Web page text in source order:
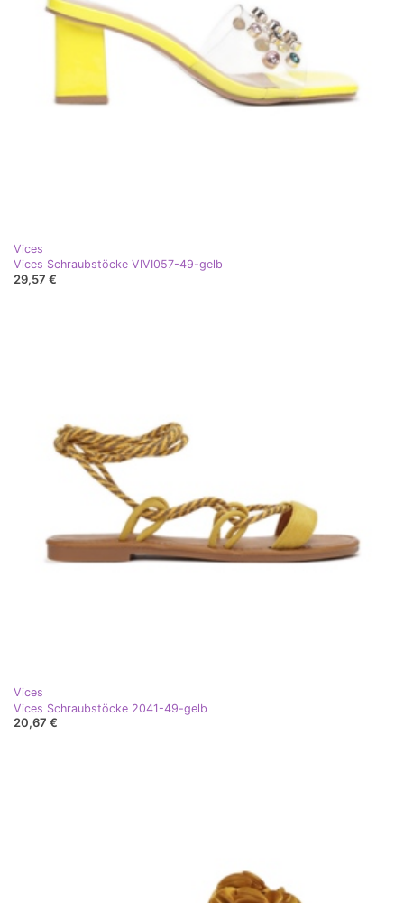
Vices
Vices Schraubstöcke VIVI057-49-gelb
29,57 €
Vices
Vices Schraubstöcke 2041-49-gelb
20,67 €